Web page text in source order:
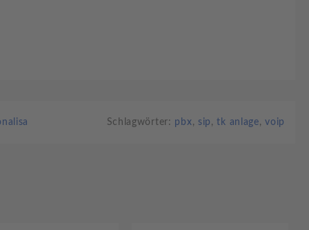
Schlagwörter: pbx, sip ,tk anlage,voip